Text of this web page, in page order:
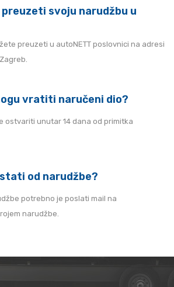
preuzeti svoju narudžbu u
preuzeti u autoNETT poslovnici na adresi
vratiti naručeni dio?
ostvariti unutar 14 dana od primitka
od narudžbe?
potrebno je poslati mail na
narudžbe.